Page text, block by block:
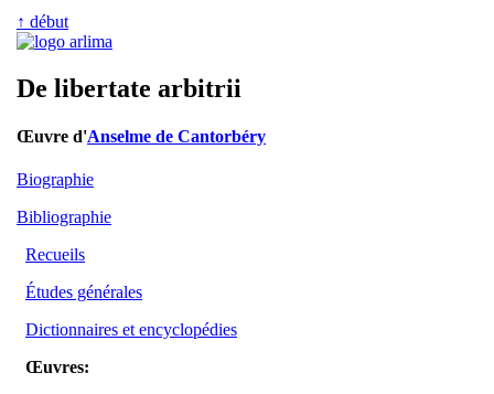
↑ début
De libertate arbitrii
Œuvre d'Anselme de Cantorbéry
Biographie
Bibliographie
Recueils
Études générales
Dictionnaires et encyclopédies
Œuvres: